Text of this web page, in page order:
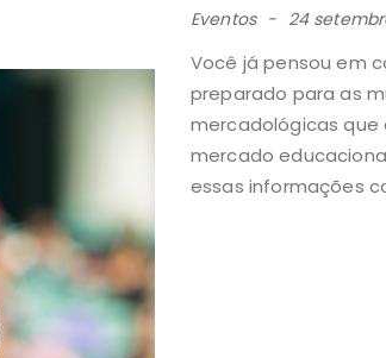
Eventos 24
Você já pensou em
preparado para as
mercadológicas que
mercado
essas informações